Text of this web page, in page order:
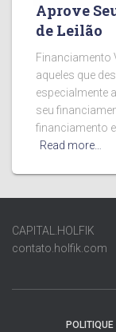
Aprove
de Leilão
Financiamento
aqueles que
especialmente
seu
financiamento
Read more…
CAPITAL.HOLFIK
contato.holfik.com